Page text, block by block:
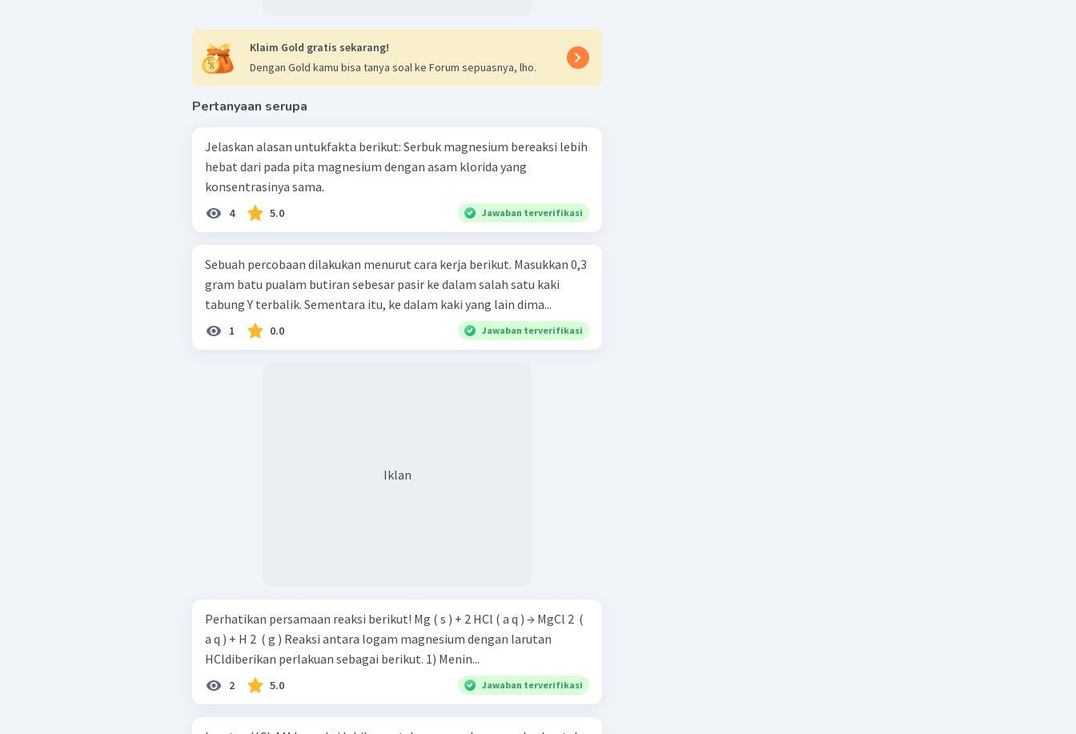
Klaim Gold gratis sekarang!
Dengan Gold kamu bisa tanya soal ke Forum sepuasnya, lho.
Pertanyaan serupa
Jelaskan alasan untukfakta berikut: Serbuk magnesium bereaksi lebih
hebat dari pada pita magnesium dengan asam klorida yang
konsentrasinya sama.
4 5.0 Jawaban terverifikasi
Sebuah percobaan dilakukan menurut cara kerja berikut. Masukkan 0,3
gram batu pualam butiran sebesar pasir ke dalam salah satu kaki
tabung Y terbalik. Sementara itu, ke dalam kaki yang lain dima...
1 0.0 Jawaban terverifikasi
Iklan
Perhatikan persamaan reaksi berikut! Mg ( s ) + 2 HCl ( a q ) → MgCl 2 ​ (
a q ) + H 2 ​ ( g ) Reaksi antara logam magnesium dengan larutan
HCldiberikan perlakuan sebagai berikut. 1) Menin...
2 5.0 Jawaban terverifikasi